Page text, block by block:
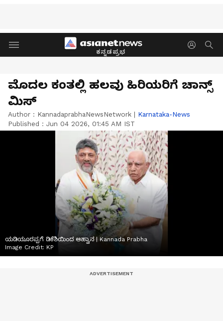
ಕನ್ನಡಪ್ರಭ
ಮೊದಲ ಕಂತಲ್ಲಿ ಹಲವು ಹಿರಿಯರಿಗೆ ಚಾನ್ಸ್‌
ಮಿಸ್‌
Author : KannadaprabhaNewsNetwork | Karnataka-News
Published : Jun 04 2026, 01:45 AM IST
ಯಡಿಯೂರಪ್ಪಗೆ ಡಿಕೆಶಿಯಿಂದ ಆಹ್ವಾನ | Kannada Prabha
Image Credit: KP